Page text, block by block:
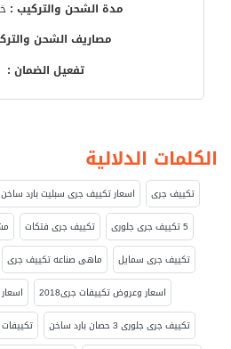
مدة الشحن والتركيب :
مصاريف الشحن
تفعيل الضمان :
الكلمات الدلالية
تكييف جرى اسعار تكييف جرى سبليت بارد ساخن
5 تكييف جرى جلورى
تكييف جرى فتكات
تكييف جرى سمايل
ماهى صناعه تكييف جرى
اسعار وعروض تكييفات جرى2018
اسعار
تكييف جرى جلورى 3 حصان بارد ساخن